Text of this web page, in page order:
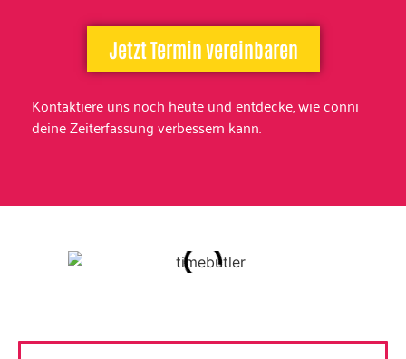
Jetzt Termin vereinbaren
Kontaktiere uns noch heute und entdecke, wie conni
deine Zeiterfassung verbessern kann.